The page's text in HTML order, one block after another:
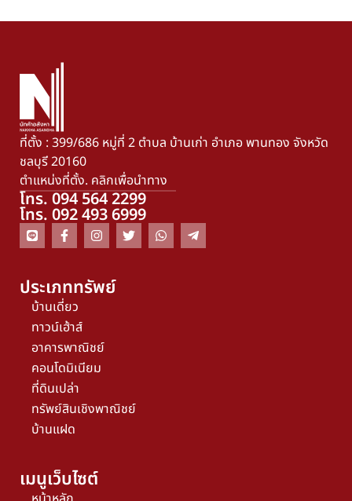
ที่ตั้ง : 399/686 หมู่ที่ 2 ตำบล บ้านเก่า อำเภอ พานทอง จังหวัด
ชลบุรี 20160
ตำแหน่งที่ตั้ง. คลิกเพื่อนำทาง
โทร. 094 564 2299
โทร. 092 493 6999
ประเภททรัพย์
บ้านเดี่ยว
ทาวน์เฮ้าส์
อาคารพาณิชย์
คอนโดมิเนียม
ที่ดินเปล่า
ทรัพย์สินเชิงพาณิชย์
บ้านแฝด
เมนูเว็บไซต์